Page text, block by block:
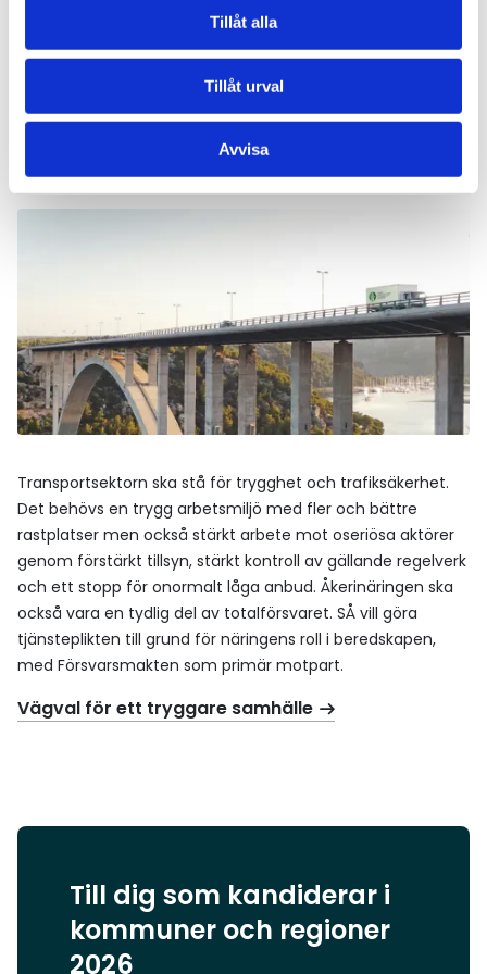
Tillåt alla
Tillåt urval
Avvisa
5. Ett tryggare samhälle och
stärkt beredskap
Transportsektorn ska stå för trygghet och trafiksäkerhet.
Det behövs en trygg arbetsmiljö med fler och bättre
rastplatser men också stärkt arbete mot oseriösa aktörer
genom förstärkt tillsyn, stärkt kontroll av gällande regelverk
och ett stopp för onormalt låga anbud. Åkerinäringen ska
också vara en tydlig del av totalförsvaret. SÅ vill göra
tjänsteplikten till grund för näringens roll i beredskapen,
med Försvarsmakten som primär motpart.
Vägval för ett tryggare samhälle
Till dig som kandiderar i
kommuner och regioner
2026